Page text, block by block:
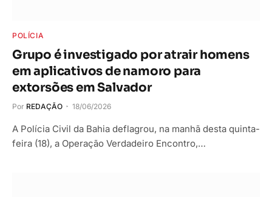
POLÍCIA
Grupo é investigado por atrair homens
em aplicativos de namoro para
extorsões em Salvador
Por REDAÇÃO 18/06/2026
A Polícia Civil da Bahia deflagrou, na manhã desta quinta-
feira (18), a Operação Verdadeiro Encontro,…